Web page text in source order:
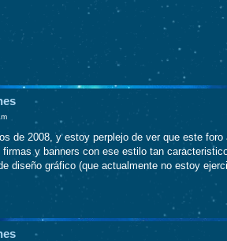
de 2008, y estoy perplejo de ver que este
y banners con ese estilo tan
diseño gráfico (que actualmente no estoy